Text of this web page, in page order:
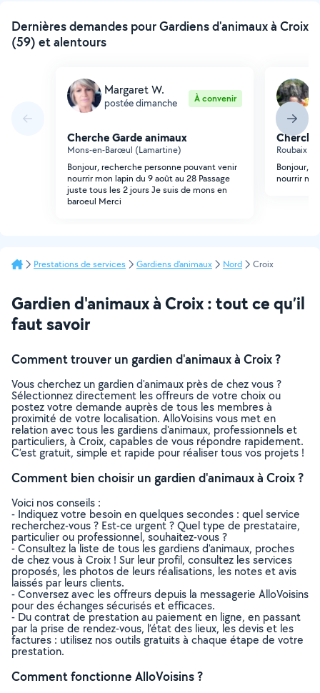
Dernières demandes pour Gardiens d'animaux à Croix
(59) et alentours
Margaret W.
postée dimanche À convenir
Cherche Garde animaux
Mons-en-Barœul (Lamartine)
Bonjour, recherche personne pouvant venir
nourrir mon lapin du 9 août au 28 Passage
juste tous les 2 jours Je suis de mons en
baroeul Merci
Roubaix
Bonjour,
nourrir
Prestations de services Gardiens d'animaux Nord Croix
Gardien d'animaux à Croix : tout ce qu’il
faut savoir
Comment trouver un gardien d'animaux à Croix ?
Vous cherchez un gardien d'animaux près de chez vous ?
Sélectionnez directement les offreurs de votre choix ou
postez votre demande auprès de tous les membres à
proximité de votre localisation. AlloVoisins vous met en
relation avec tous les gardiens d'animaux, professionnels et
particuliers, à Croix, capables de vous répondre rapidement.
C’est gratuit, simple et rapide pour réaliser tous vos projets !
Comment bien choisir un gardien d'animaux à Croix ?
Voici nos conseils :
- Indiquez votre besoin en quelques secondes : quel service
recherchez-vous ? Est-ce urgent ? Quel type de prestataire,
particulier ou professionnel, souhaitez-vous ?
- Consultez la liste de tous les gardiens d'animaux, proches
de chez vous à Croix ! Sur leur profil, consultez les services
proposés, les photos de leurs réalisations, les notes et avis
laissés par leurs clients.
- Conversez avec les offreurs depuis la messagerie AlloVoisins
pour des échanges sécurisés et efficaces.
- Du contrat de prestation au paiement en ligne, en passant
par la prise de rendez-vous, l’état des lieux, les devis et les
factures : utilisez nos outils gratuits à chaque étape de votre
prestation.
Comment fonctionne AlloVoisins ?